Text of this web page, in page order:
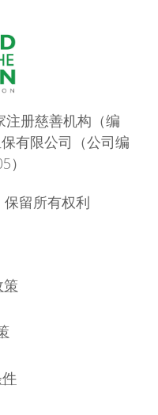
册慈善机构（编
有限公司（公司编
）
留所有权利
策